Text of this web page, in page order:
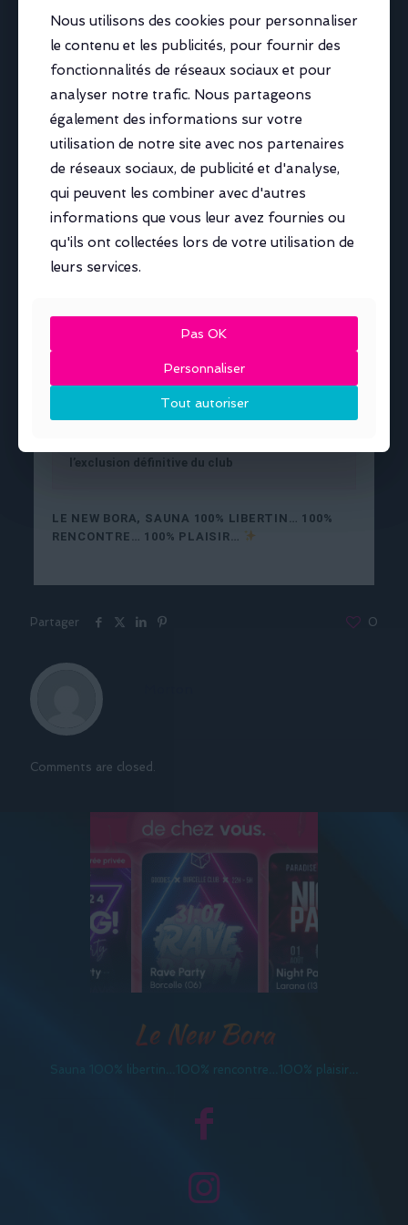
Expériences & espaces
Une atmosphère 100% rencontre,
100% plaisir… et un dancefloor qui chauffe vite.
Dress code
Tenue élégante – Chaussures — Pas
de Baskets et pas de T-shirt (non négociable)
Mesdames Sexy — Pas de pantalon ou short
Même en journée, le New Bora est un lieu de
rencontre privilégié, ou les règles du
libertinage – politesse, patience,
l’exclusion définitive du club
LE NEW BORA, SAUNA 100% LIBERTIN… 100%
RENCONTRE… 100% PLAISIR…
Partager 0
Comments are closed.
Le New Bora
Sauna 100% libertin…100% rencontre…100% plaisir…
Nous utilisons des cookies pour personnaliser
le contenu et les publicités, pour fournir des
fonctionnalités de réseaux sociaux et pour
analyser notre trafic. Nous partageons
également des informations sur votre
utilisation de notre site avec nos partenaires
de réseaux sociaux, de publicité et d'analyse,
qui peuvent les combiner avec d'autres
informations que vous leur avez fournies ou
qu'ils ont collectées lors de votre utilisation de
leurs services.
Pas OK
Personnaliser
Tout autoriser
Nous utilisons des cookies pour personnaliser
le contenu et les publicités, pour fournir des
fonctionnalités de réseaux sociaux et pour
analyser notre trafic. Nous partageons
également des informations sur votre
utilisation de notre site avec nos partenaires
de réseaux sociaux, de publicité et d'analyse,
qui peuvent les combiner avec d'autres
informations que vous leur avez fournies ou
qu'ils ont collectées lors de votre utilisation de
leurs services.
Pas OK
Personnaliser
Tout autoriser